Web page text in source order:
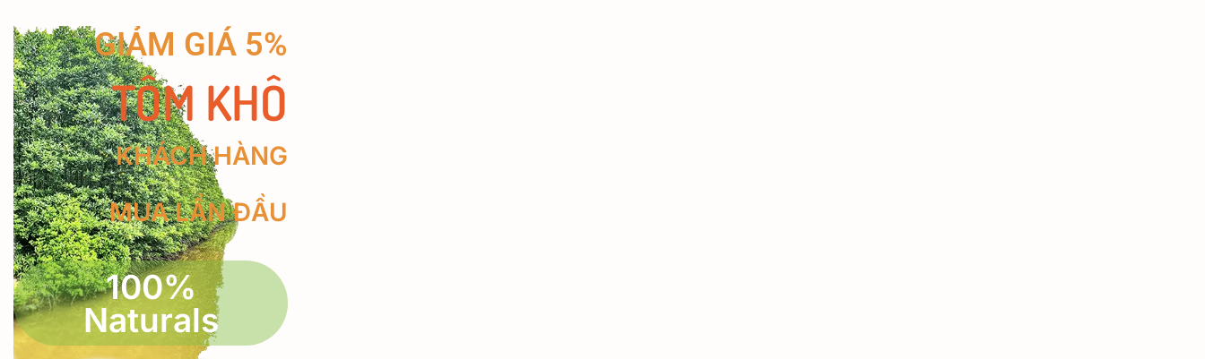
GIẢM GIÁ 5%
TÔM KHÔ
KHÁCH HÀNG
MUA LẦN ĐẦU
100%
Naturals